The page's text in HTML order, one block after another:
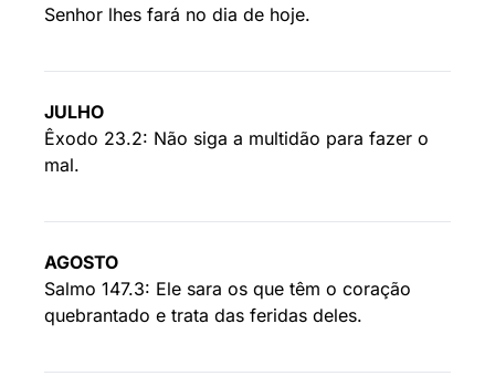
Senhor lhes fará no dia de hoje.
JULHO
Êxodo 23.2: Não siga a multidão para fazer o
mal.
AGOSTO
Salmo 147.3: Ele sara os que têm o coração
quebrantado e trata das feridas deles.